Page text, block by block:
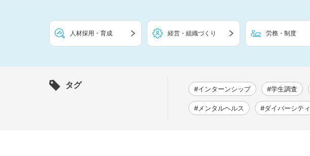
人材採用・育成 経営・組織づくり 労務・制度
タグ #インターンシップ #学生調査
#メンタルヘルス #ダイバーシティ